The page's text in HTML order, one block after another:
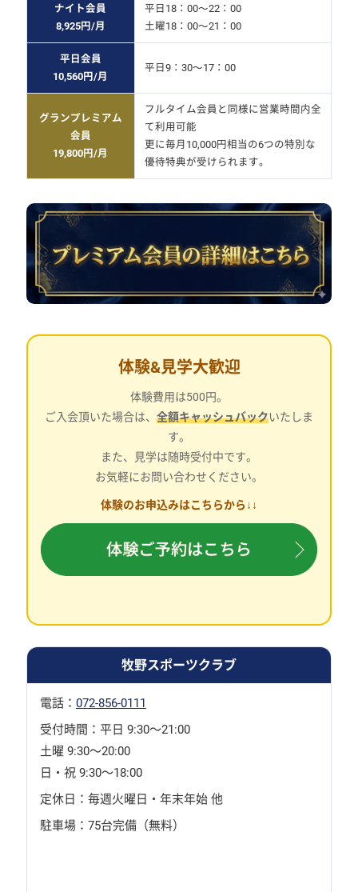
ナイト会員
8,925円/月
平日18：00～22：00
土曜18：00～21：00
平日会員
10,560円/月
平日9：30～17：00
グランプレミアム
会員
19,800円/月
フルタイム会員と同様に営業時間内全
て利用可能
更に毎月10,000円相当の6つの特別な
優待特典が受けられます。
体験&見学大歓迎
体験費用は500円。
ご入会頂いた場合は、 全額キャッシュバックいたしま
す。
また、見学は随時受付中です。
お気軽にお問い合わせください。
体験のお申込みはこちらから↓↓
牧野スポーツクラブ
電話： 072-856-0111
受付時間：平日 9:30〜21:00
土曜 9:30〜20:00
日・祝 9:30〜18:00
定休日：毎週火曜日・年末年始 他
駐車場：75台完備（無料）